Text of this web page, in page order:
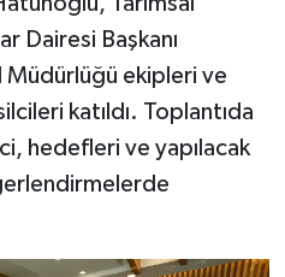
Dairesi Başkanı
Müdürlüğü ekipleri ve
katıldı. Toplantıda
hedefleri ve yapılacak